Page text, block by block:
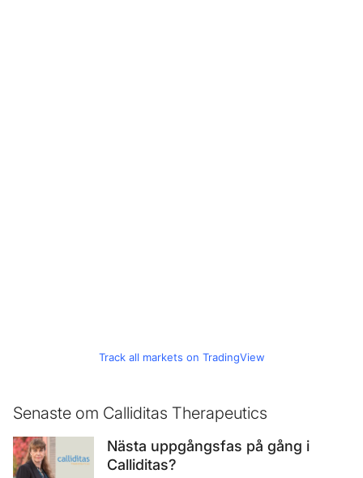
Track all markets on TradingView
Senaste om Calliditas Therapeutics
Nästa uppgångsfas på gång i
Calliditas?